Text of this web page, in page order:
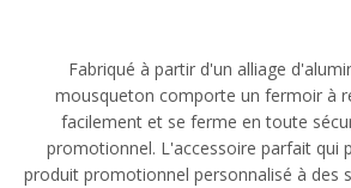
Fabriqué à partir d'un alliage
mousqueton comporte un fermoir à
facilement et se ferme en toute
promotionnel. L'accessoire parfait qui
produit promotionnel personnalisé à des